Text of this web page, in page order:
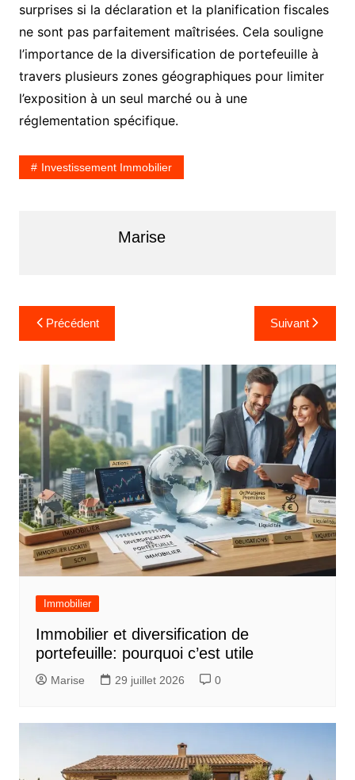
surprises si la déclaration et la planification fiscales
ne sont pas parfaitement maîtrisées. Cela souligne
l’importance de la diversification de portefeuille à
travers plusieurs zones géographiques pour limiter
l’exposition à un seul marché ou à une
réglementation spécifique.
Investissement Immobilier
Marise
a
v
i
g
a
t
i
o
n
d
Précédent Suivant
Immobilier
Immobilier et diversification de
portefeuille: pourquoi c’est utile
Marise 29 juillet 2026 0